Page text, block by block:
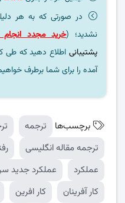
در صورتی که به هر
نشدید؛ (خرید مجدد انجام
پشتیبانی اطلاع دهید که طی
آمده را برای شما برطرف
برچسب‌ها ترجمه
ترجمه مقاله انگلیسی
عملکرد
عملکرد جدید
کار آفرینان
کار افرین